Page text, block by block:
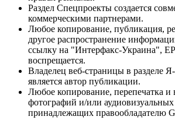
Раздел Спецпроекты создается
коммерческими партнерами.
Любое копирование, публикация,
другое распространение
ссылку на "Интерфакс-Украина",
воспрещается.
Владелец веб-страницы в разделе
является автор публикации.
Любое копирование, перепечатка и
фотографий и/или аудиовизуальных
принадлежащих правообладателю